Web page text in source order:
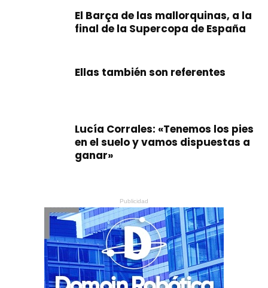
El Barça de las mallorquinas, a la
final de la Supercopa de España
Ellas también son referentes
Lucía Corrales: «Tenemos los pies
en el suelo y vamos dispuestas a
ganar»
Publicidad